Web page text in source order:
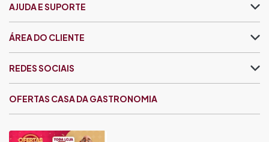
AJUDA E SUPORTE
ÁREA DO CLIENTE
OFERTAS CASA DA GASTRONOMIA
REDES SOCIAIS